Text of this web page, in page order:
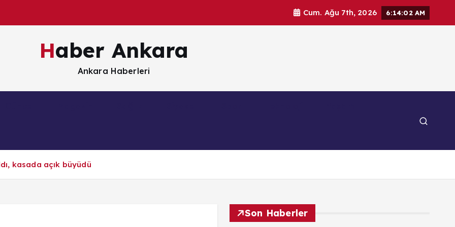
Cum. Ağu 7th, 2026 6:14:03 AM
Haber Ankara
Ankara Haberleri
kasada açık büyüdü
Son Haberler